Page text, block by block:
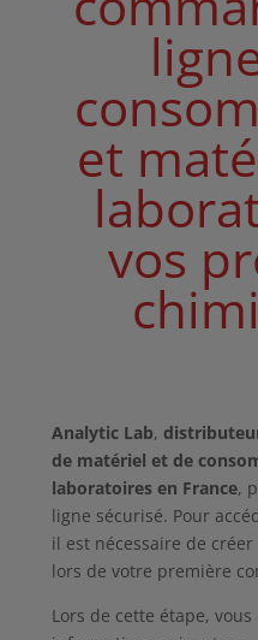
et
vos
Analytic Lab,
de matériel et de
laboratoires en France,
ligne sécurisé. Pour
il est nécessaire de
lors de votre première
Lors de cette étape,